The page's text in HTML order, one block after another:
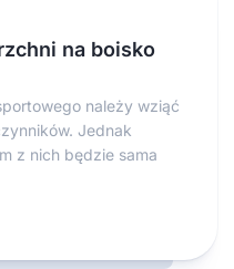
na boisko
należy wziąć
Jednak
z nich będzie sama